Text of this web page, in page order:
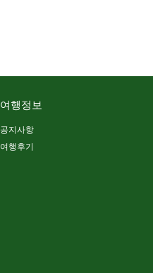
여행정보
공지사항
여행후기